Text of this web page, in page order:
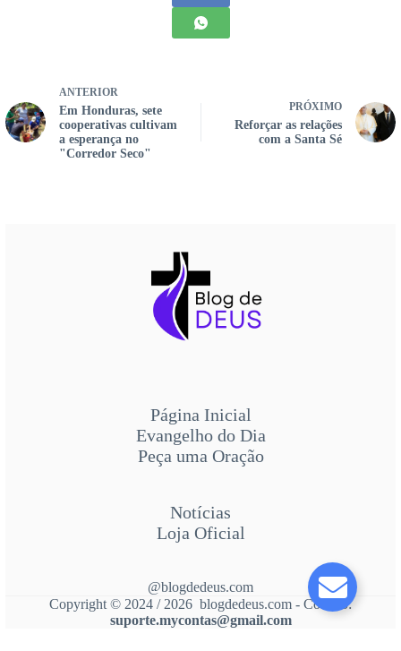
ANTERIOR
Em Honduras, sete
cooperativas cultivam
a esperança no
"Corredor Seco"
PRÓXIMO
Reforçar as relações
com a Santa Sé
Página Inicial
Evangelho do Dia
Peça uma Oração
Notícias
Loja Oficial
@blogdedeus.com
Copyright © 2024 / 2026 blogdedeus.com - Contato:
suporte.mycontas@gmail.com